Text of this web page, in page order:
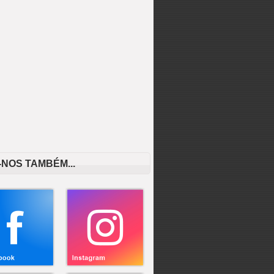
TAMBÉM...